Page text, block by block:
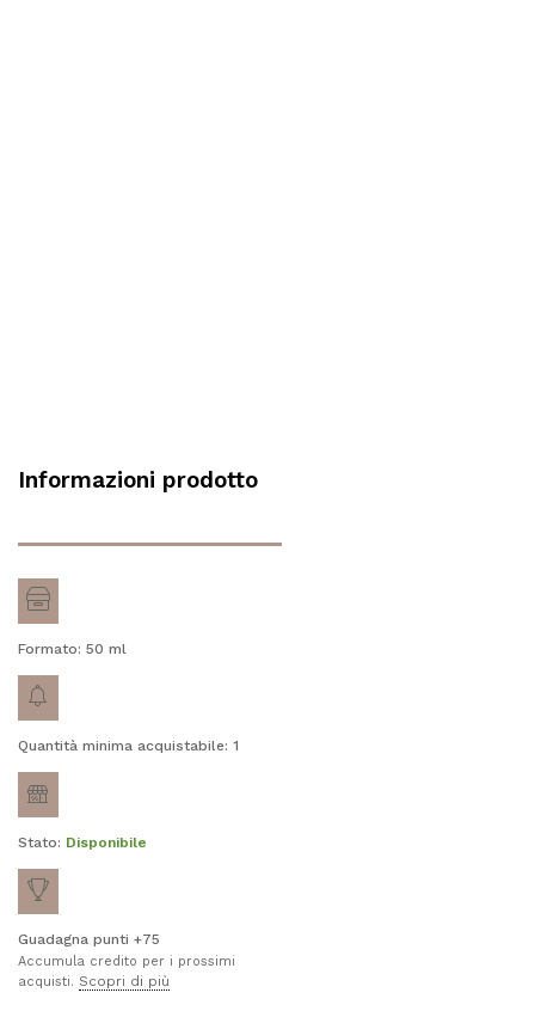
Informazioni prodotto
Formato: 50 ml
Quantità minima acquistabile: 1
Stato: Disponibile
Guadagna punti +75
Accumula credito per i prossimi
acquisti. Scopri di più